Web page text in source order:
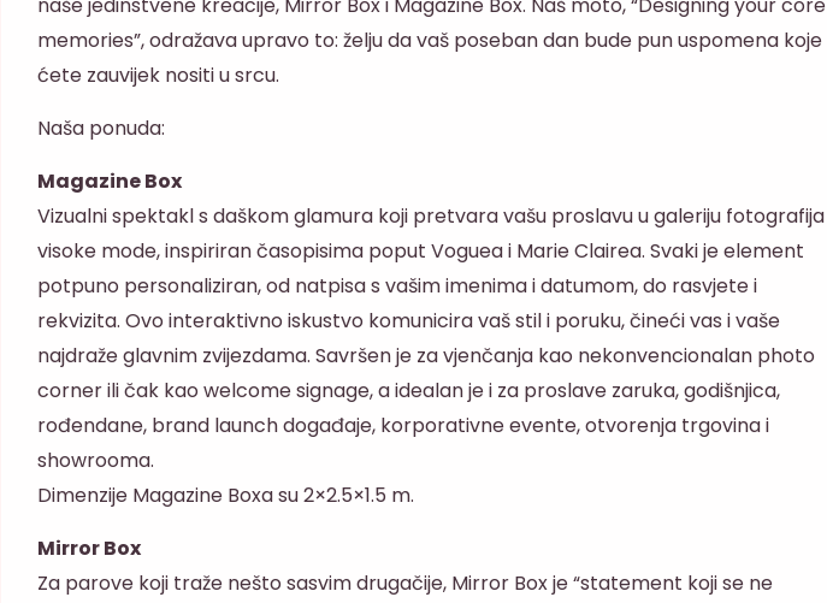
memories”, odražava upravo to: želju da vaš poseban dan bude pun uspomena koje
ćete zauvijek nositi u srcu.
Naša ponuda:
Magazine Box
Vizualni spektakl s daškom glamura koji pretvara vašu proslavu u galeriju fotografija
visoke mode, inspiriran časopisima poput Voguea i Marie Clairea. Svaki je element
potpuno personaliziran, od natpisa s vašim imenima i datumom, do rasvjete i
rekvizita. Ovo interaktivno iskustvo komunicira vaš stil i poruku, čineći vas i vaše
najdraže glavnim zvijezdama. Savršen je za vjenčanja kao nekonvencionalan photo
corner ili čak kao welcome signage, a idealan je i za proslave zaruka, godišnjica,
rođendane, brand launch događaje, korporativne evente, otvorenja trgovina i
showrooma.
Dimenzije Magazine Boxa su 2×2.5×1.5 m.
Mirror Box
Za parove koji traže nešto sasvim drugačije, Mirror Box je “statement koji se ne